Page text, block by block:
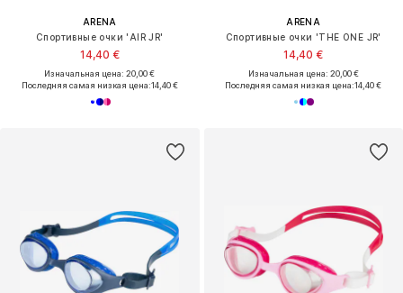
ARENA
Спортивные очки 'AIR JR'
14,40 €
Изначальная цена: 20,00 €
Последняя самая низкая цена:14,40 €
ARENA
Спортивные очки 'THE ONE JR'
14,40 €
Изначальная цена: 20,00 €
Последняя самая низкая цена:14,40 €